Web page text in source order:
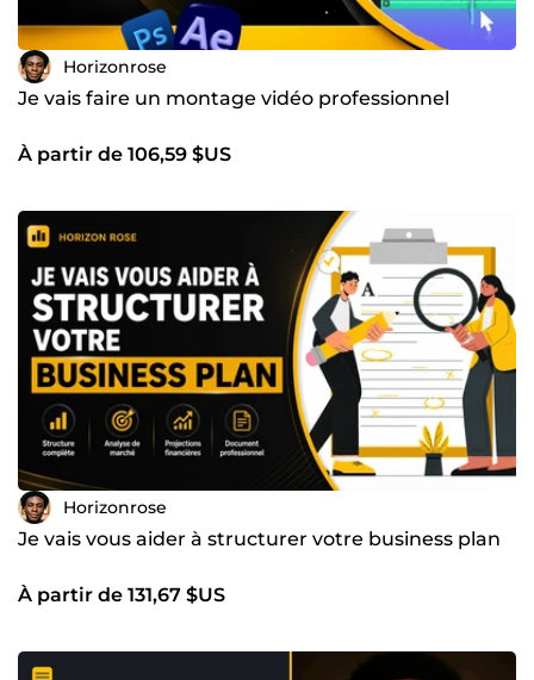
Horizonrose
Je vais faire un montage vidéo professionnel
À partir de 106,59 $US
Horizonrose
Je vais vous aider à structurer votre business plan
À partir de 131,67 $US